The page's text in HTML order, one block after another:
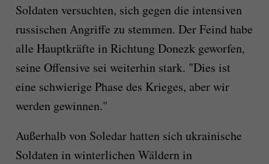
Soldaten versuchten, sich gegen die intensiven
russischen Angriffe zu stemmen. Der Feind habe
alle Hauptkräfte in Richtung Donezk geworfen,
seine Offensive sei weiterhin stark. "Dies ist
eine schwierige Phase des Krieges, aber wir
werden gewinnen."
Außerhalb von Soledar hatten sich ukrainische
Soldaten in winterlichen Wäldern in